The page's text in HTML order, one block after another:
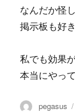
なんだか怪
掲示板も好
私でも効果
本当にやっ
投
pegasus